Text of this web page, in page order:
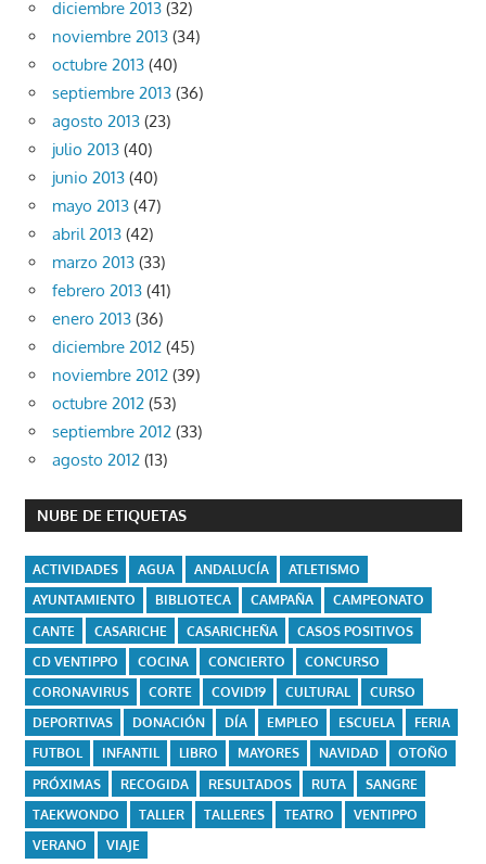
diciembre 2013 (32)
noviembre 2013 (34)
octubre 2013 (40)
septiembre 2013 (36)
agosto 2013 (23)
julio 2013 (40)
junio 2013 (40)
mayo 2013 (47)
abril 2013 (42)
marzo 2013 (33)
febrero 2013 (41)
enero 2013 (36)
diciembre 2012 (45)
noviembre 2012 (39)
octubre 2012 (53)
septiembre 2012 (33)
agosto 2012 (13)
NUBE DE ETIQUETAS
ACTIVIDADES AGUA ANDALUCÍA
ATLETISMO
AYUNTAMIENTO
BIBLIOTECA CAMPAÑA
CAMPEONATO
CANTE
CASARICHE CASARICHEÑA
CASOS POSITIVOS
CD VENTIPPO
COCINA CONCIERTO
CONCURSO
CORONAVIRUS
CORTE COVID19 CULTURAL
CURSO
DEPORTIVAS
DONACIÓN DÍA EMPLEO ESCUELA
FERIA
FUTBOL
INFANTIL LIBRO MAYORES NAVIDAD
OTOÑO
PRÓXIMAS
RECOGIDA RESULTADOS RUTA
SANGRE
TAEKWONDO
TALLER TALLERES TEATRO
VENTIPPO
VERANO
VIAJE